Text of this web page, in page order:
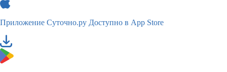
Приложение Суточно.ру Доступно в App Store